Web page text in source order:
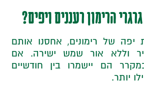
הרימון רעננים ויפים?
של רימונים, אחסנו אותם
וללא אור שמש ישירה. אם
הם יישמרו בין חודשיים
יותר.